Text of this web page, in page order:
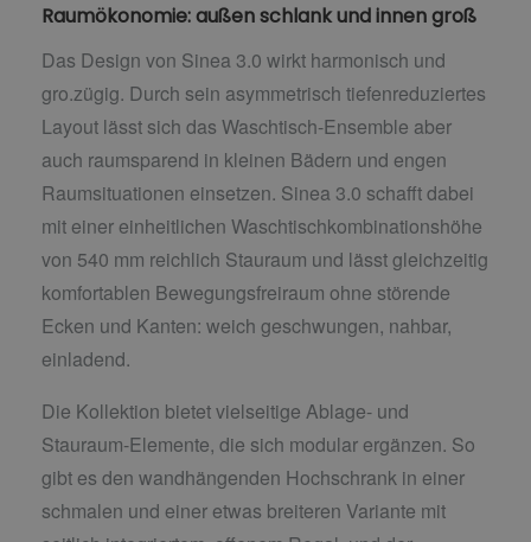
Raumökonomie: außen schlank und innen groß
Das Design von Sinea 3.0 wirkt harmonisch und
gro.zügig. Durch sein asymmetrisch tiefenreduziertes
Layout lässt sich das Waschtisch-Ensemble aber
auch raumsparend in kleinen Bädern und engen
Raumsituationen einsetzen. Sinea 3.0 schafft dabei
mit einer einheitlichen Waschtischkombinationshöhe
von 540 mm reichlich Stauraum und lässt gleichzeitig
komfortablen Bewegungsfreiraum ohne störende
Ecken und Kanten: weich geschwungen, nahbar,
einladend.
Die Kollektion bietet vielseitige Ablage- und
Stauraum-Elemente, die sich modular ergänzen. So
gibt es den wandhängenden Hochschrank in einer
schmalen und einer etwas breiteren Variante mit